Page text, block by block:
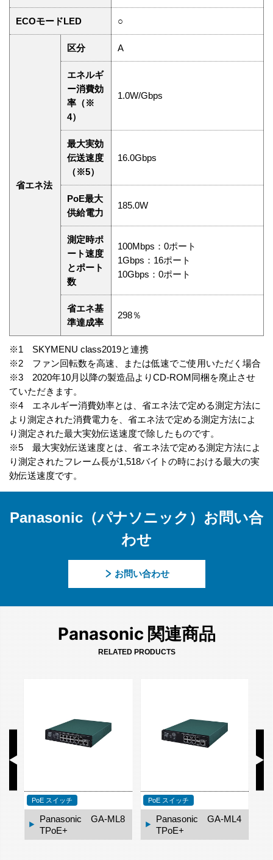
ECOモードLED ○
省エネ法
区分 A
エネルギ
ー消費効
率（※
4）
1.0W/Gbps
最大実効
伝送速度
（※5）
16.0Gbps
PoE最大
供給電力
185.0W
測定時ポ
ート速度
とポート
数
100Mbps：0ポート
1Gbps：16ポート
10Gbps：0ポート
省エネ基
準達成率
298％
※1 SKYMENU class2019と連携
※2 ファン回転数を高速、または低速でご使用いただく場合
※3 2020年10月以降の製造品よりCD-ROM同梱を廃止させ
ていただきます。
※4 エネルギー消費効率とは、省エネ法で定める測定方法に
より測定された消費電力を、省エネ法で定める測定方法によ
り測定された最大実効伝送速度で除したものです。
※5 最大実効伝送速度とは、省エネ法で定める測定方法によ
り測定されたフレーム長が1,518バイトの時における最大の実
効伝送速度です。
Panasonic（パナソニック）お問い合
わせ
お問い合わせ
Panasonic 関連商品
RELATED PRODUCTS
PoE スイッチ
Panasonic GA-ML2
4TPoE+
PoE スイッチ
Panasonic GA-ML1
6TPoE+